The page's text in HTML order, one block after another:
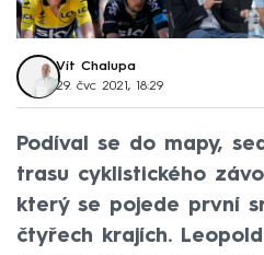
Vít Chalupa
29. čvc 2021, 18:29
Podíval se do mapy,
trasu cyklistického
který se pojede první
čtyřech krajích.